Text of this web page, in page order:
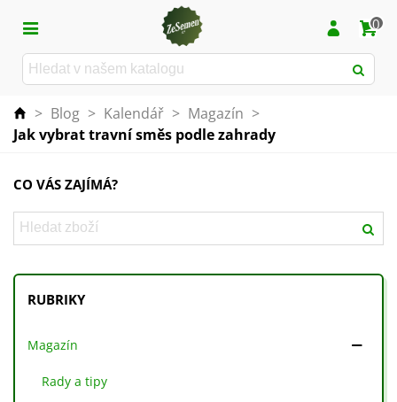
0
> Blog > Kalendář > Magazín >
Jak vybrat travní směs podle zahrady
CO VÁS ZAJÍMÁ?
RUBRIKY
Magazín
Rady a tipy